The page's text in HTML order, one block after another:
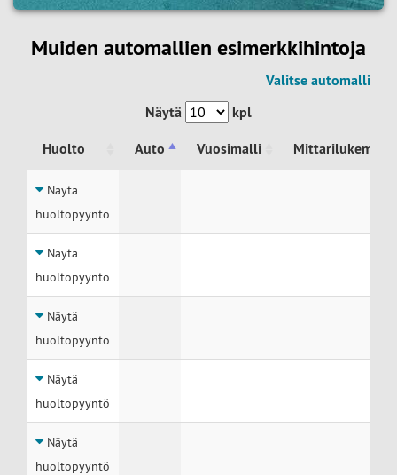
Muiden automallien esimerkkihintoja
Valitse automalli
Näytä
kpl
Huolto
Auto Vuosimalli
Mittarilukema
Huolto
Näytä
huoltopyyntö
Näytä
huoltopyyntö
Näytä
huoltopyyntö
Näytä
huoltopyyntö
Näytä
huoltopyyntö